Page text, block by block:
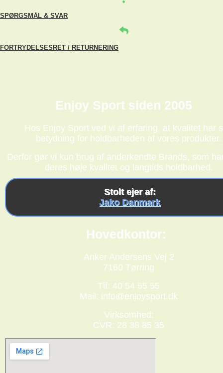
SPØRGSMÅL & SVAR
FORTRYDELSESRET / RETURNERING
Enjoy Sport siden 2005
Hos Enjoy Sport ved vi af erfaring, at kvalitet har
betydning for holdbarheden af vores produkter.
Derfor gør vi kun brug af anderkendte Brands, som
deres høje kvalitet og langtids holdbarhed.
Stolt ejer af:
Jako Danmark
Hovedkontor:
Anker Andersens Vej 2
7160 Tørring
Tlf: 40 54 55 55
Mail: info@enjoysport.dk
Virksomhed:
CVR: 28 38 85 35